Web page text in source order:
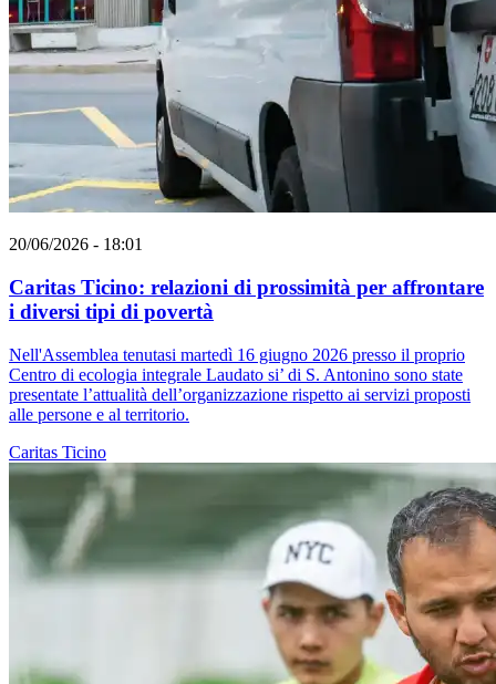
20/06/2026 - 18:01
Caritas Ticino: relazioni di prossimità per affrontare
i diversi tipi di povertà
Nell'Assemblea tenutasi martedì 16 giugno 2026 presso il proprio
Centro di ecologia integrale Laudato si’ di S. Antonino sono state
presentate l’attualità dell’organizzazione rispetto ai servizi proposti
alle persone e al territorio.
Caritas Ticino